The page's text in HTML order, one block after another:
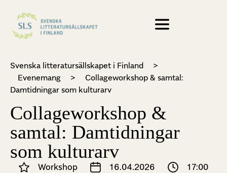
Svenska litteratursällskapet i Finland
>
Evenemang
>
Collageworkshop & samtal:
Damtidningar som kulturarv
Collageworkshop &
samtal: Damtidningar
som kulturarv
Workshop 16.04.2026
17:00